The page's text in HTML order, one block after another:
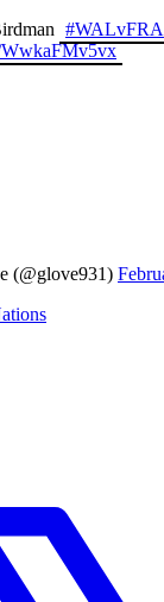
#WALvFRA
(@glove931)